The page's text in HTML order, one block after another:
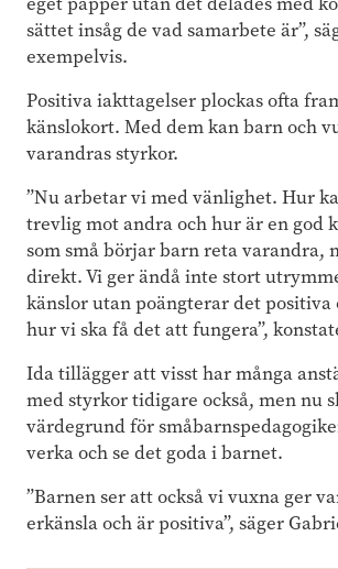
sättet insåg de vad samarbete är”,
exempelvis.
Positiva iakttagelser plockas ofta
känslokort. Med dem kan barn och
varandras styrkor.
”Nu arbetar vi med vänlighet. Hur
trevlig mot andra och hur är en god
som små börjar barn reta varandra,
direkt. Vi ger ändå inte stort
känslor utan poängterar det
hur vi ska få det att fungera”,
Ida tillägger att visst har många
med styrkor tidigare också, men nu
värdegrund för
verka och se det goda i barnet.
”Barnen ser att också vi vuxna ger
erkänsla och är positiva”, säger